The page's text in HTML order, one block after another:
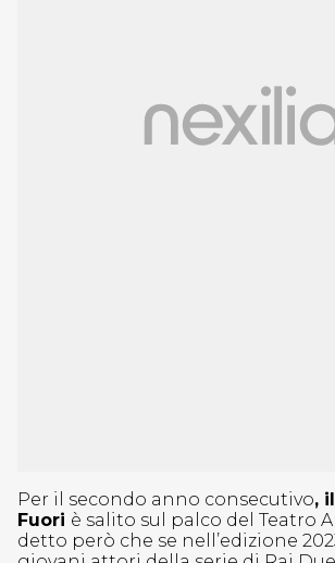
Per il secondo anno consecutivo,
Fuori è salito sul palco del Teatro
detto però che se nell’edizione